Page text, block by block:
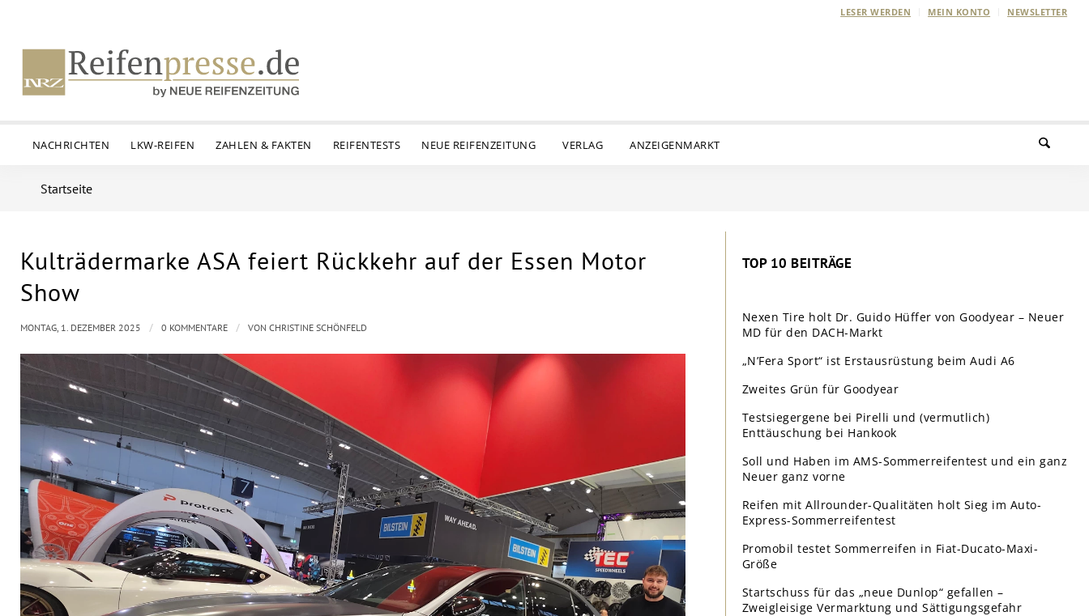
LESER WERDEN MEIN KONTO NEWSLETTER
NACHRICHTEN LKW-REIFEN ZAHLEN & FAKTEN REIFENTESTS NEUE REIFENZEITUNG VERLAG ANZEIGENMARKT
Startseite
Kulträdermarke ASA feiert Rückkehr auf der Essen Motor
Show
MONTAG, 1. DEZEMBER 2025 / 0 KOMMENTARE / VON CHRISTINE SCHÖNFELD
TOP 10 BEITRÄGE
Nexen Tire holt Dr. Guido Hüffer von Goodyear – Neuer
MD für den DACH-Markt
„N’Fera Sport“ ist Erstausrüstung beim Audi A6
Zweites Grün für Goodyear
Testsiegergene bei Pirelli und (vermutlich)
Enttäuschung bei Hankook
Soll und Haben im AMS-Sommerreifentest und ein ganz
Neuer ganz vorne
Reifen mit Allrounder-Qualitäten holt Sieg im Auto-
Express-Sommerreifentest
Promobil testet Sommerreifen in Fiat-Ducato-Maxi-
Größe
Startschuss für das „neue Dunlop“ gefallen –
Zweigleisige Vermarktung und Sättigungsgefahr